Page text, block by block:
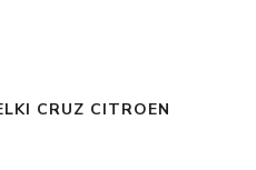
CRUZ CITROEN